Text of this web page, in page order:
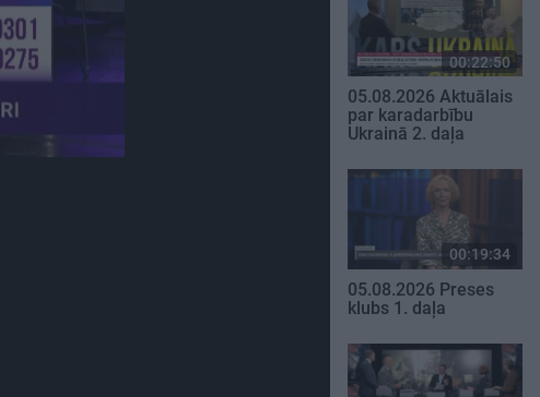
00:22:50
05.08.2026 Aktuālais
par karadarbību
Ukrainā 2. daļa
00:19:34
05.08.2026 Preses
klubs 1. daļa